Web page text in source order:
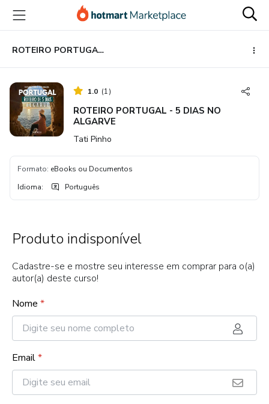
para
conteúdo
principal
para
pagamento
para
rodapé
ROTEIRO PORTUGAL - 5 DIAS NO ALGARVE
1.0 (1)
ROTEIRO PORTUGAL - 5 DIAS NO
ALGARVE
Tati Pinho
Formato: eBooks ou Documentos
Idioma: Português
Produto indisponível
Cadastre-se e mostre seu interesse em comprar para o(a)
autor(a) deste curso!
Nome *
Email*